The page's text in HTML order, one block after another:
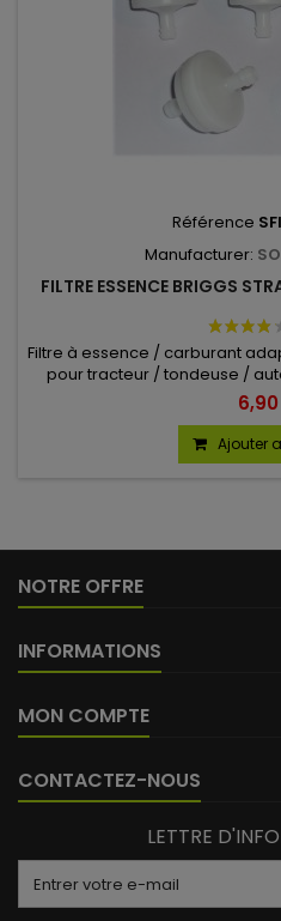
Référence
Manufacturer:
FILTRE ESSENCE BRIGGS
Filtre à essence / carburant
pour tracteur / tondeuse /
Ajouter
NOTRE OFFRE
INFORMATIONS
MON COMPTE
CONTACTEZ-NOUS
LETTRE